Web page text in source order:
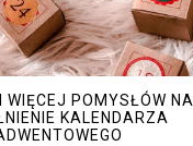
WIĘCEJ POMYSŁÓW NA
KALENDARZA